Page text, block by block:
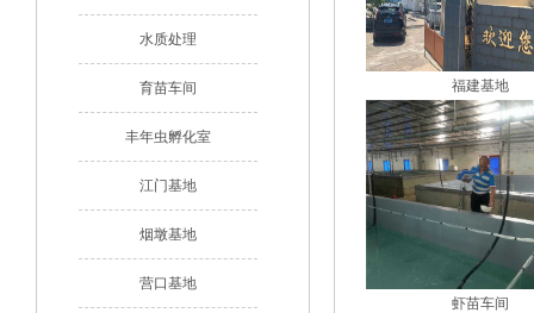
水质处理
育苗车间
丰年虫孵化室
江门基地
烟墩基地
营口基地
福建基地
虾苗车间